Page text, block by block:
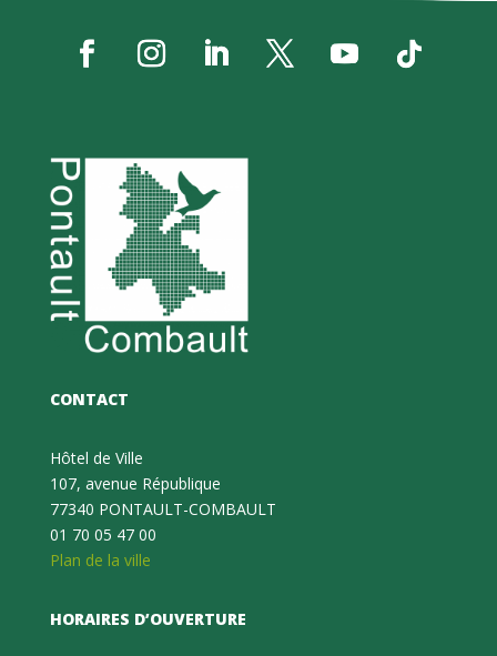
CONTACT
Hôtel de Ville
107, avenue République
77340 PONTAULT-COMBAULT
01 70 05 47 00
Plan de la ville
HORAIRES D’OUVERTURE